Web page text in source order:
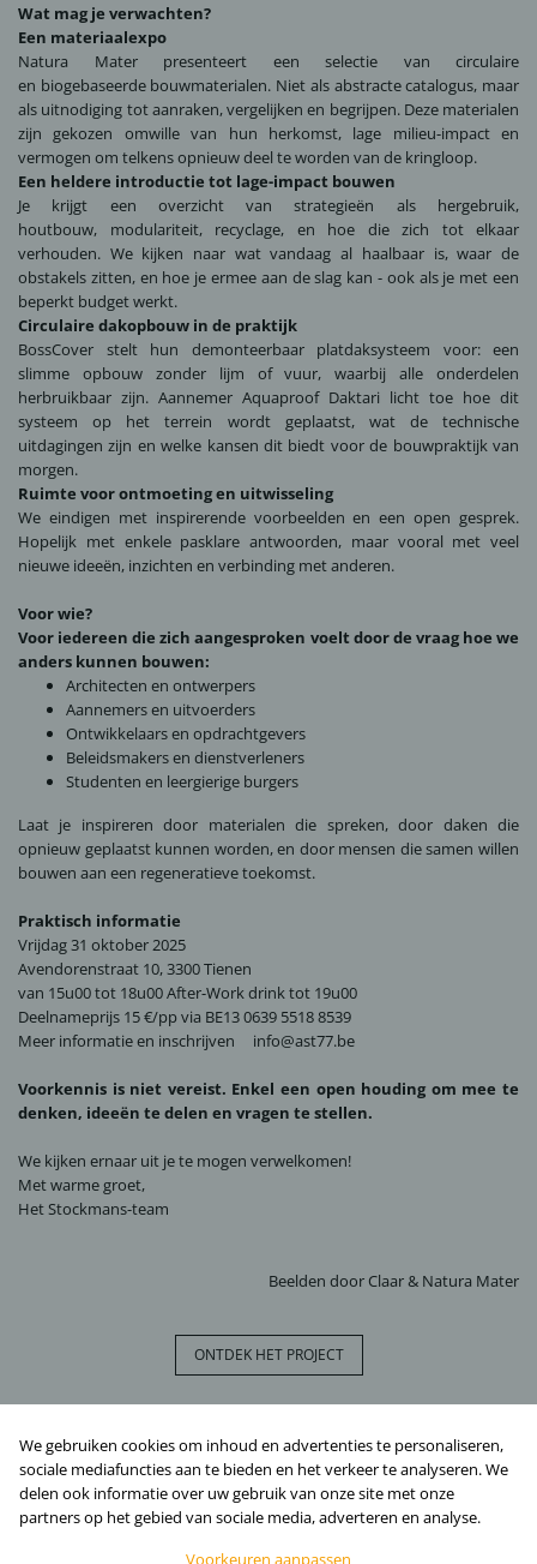
Wat mag je verwachten?
Een materiaalexpo
Natura Materpresenteert een selectie van circulaire
en biogebaseerde bouwmaterialen. Niet als abstracte catalogus, maar
als uitnodiging tot aanraken, vergelijken en begrijpen. Deze materialen
zijn gekozen omwille van hun herkomst, lage milieu-impact en
vermogen om telkens opnieuw deel te worden van de kringloop.
Een heldere introductie tot lage-impact bouwen
Je krijgt een overzicht van strategieën als hergebruik,
houtbouw, modulariteit, recyclage, en hoe die zich tot elkaar
verhouden. We kijken naar wat vandaag al haalbaar is, waar de
obstakels zitten, en hoe je ermee aan de slag kan - ook als je met een
beperkt budget werkt.
Circulaire dakopbouw in de praktijk
BossCover stelt hun demonteerbaar platdaksysteem voor: een
slimme opbouw zonder lijm of vuur, waarbij alle onderdelen
herbruikbaar zijn. Aannemer AquaproofDaktari licht toe hoe dit
systeem op het terrein wordt geplaatst, wat de technische
uitdagingen zijn en welke kansen dit biedt voor de bouwpraktijk van
morgen.
Ruimte voor ontmoeting en uitwisseling
We eindigen met inspirerende voorbeelden en een open gesprek.
Hopelijk met enkele pasklare antwoorden, maar vooral met veel
nieuwe ideeën, inzichten en verbinding met anderen.
Voor wie?
Voor iedereen die zich aangesproken voelt door de vraag hoe we
anders kunnen bouwen:
Architecten en ontwerpers
Aannemers en uitvoerders
Ontwikkelaars en opdrachtgevers
Beleidsmakers en dienstverleners
Studenten en leergierige burgers
Laat je inspireren door materialen die spreken, door daken die
opnieuw geplaatst kunnen worden, en door mensen die samen willen
bouwen aan een regeneratieve toekomst.
Praktisch informatie
Vrijdag 31 oktober 2025
Avendorenstraat 10, 3300 Tienen
van 15u00 tot 18u00 After-Work drink tot 19u00
Deelnameprijs 15 €/pp via BE13 0639 5518 8539
Meer informatie en inschrijven info@ast77.be
Voorkennis is niet vereist. Enkel een open houding om mee te
denken, ideeën te delen en vragen te stellen.
We kijken ernaar uit je te mogen verwelkomen!
Met warme groet,
Het Stockmans-team
Beelden door Claar& Natura Mater
ONTDEK HET PROJECT
We gebruiken cookies om inhoud en advertenties te personaliseren,
sociale mediafuncties aan te bieden en het verkeer te analyseren. We
delen ook informatie over uw gebruik van onze site met onze
partners op het gebied van sociale media, adverteren en analyse.
Voorkeuren aanpassen